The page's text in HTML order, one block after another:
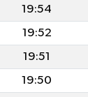
19:54
19:52
19:51
19:50